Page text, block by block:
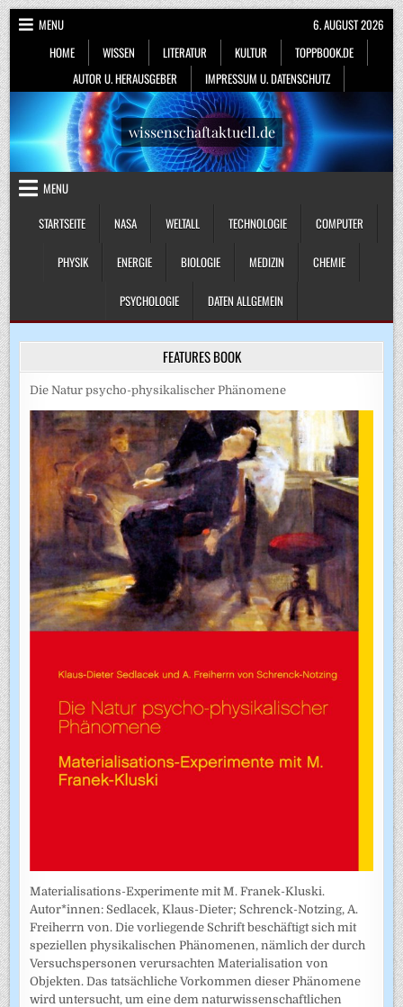
Skip
to
content
MENU
HOME
WISSEN LITERATUR KULTUR
TOPPBOOK.DE
AUTOR U. HERAUSGEBER
IMPRESSUM U. DATENSCHUTZ
6. AUGUST 2026
wissenschaftaktuell.de
MENU
STARTSEITE
NASA WELTALL TECHNOLOGIE COMPUTER
PHYSIK ENERGIE BIOLOGIE MEDIZIN CHEMIE
PSYCHOLOGIE DATEN ALLGEMEIN
FEATURES BOOK
Die Natur psycho-physikalischer Phänomene
Materialisations-Experimente mit M. Franek-Kluski.
Autor*innen: Sedlacek, Klaus-Dieter; Schrenck-Notzing, A.
Freiherrn von. Die vorliegende Schrift beschäftigt sich mit
speziellen physikalischen Phänomenen, nämlich der durch
Versuchspersonen verursachten Materialisation von
Objekten. Das tatsächliche Vorkommen dieser Phänomene
wird untersucht, um eine dem naturwissenschaftlichen